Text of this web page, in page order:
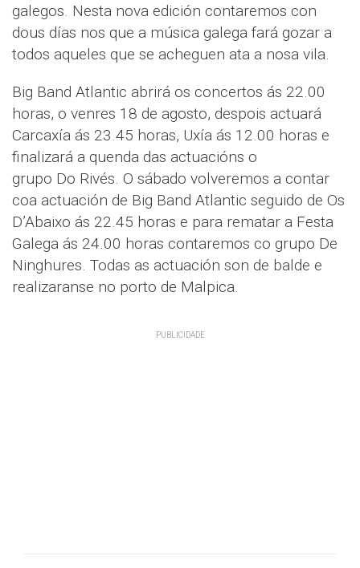
galegos. Nesta nova edición contaremos con
dous días nos que a música galega fará gozar a
todos aqueles que se acheguen ata a nosa vila.
Big Band Atlantic abrirá os concertos ás 22.00
horas, o venres 18 de agosto, despois actuará
Carcaxía ás 23.45 horas, Uxía ás 12.00 horas e
finalizará a quenda das actuacións o
grupo Do Rivés. O sábado volveremos a contar
coa actuación de Big Band Atlantic seguido de Os
D’Abaixo ás 22.45 horas e para rematar a Festa
Galega ás 24.00 horas contaremos co grupo De
Ninghures. Todas as actuación son de balde e
realizaranse no porto de Malpica.